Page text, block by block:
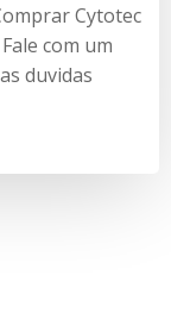
Cytotec
com um
duvidas